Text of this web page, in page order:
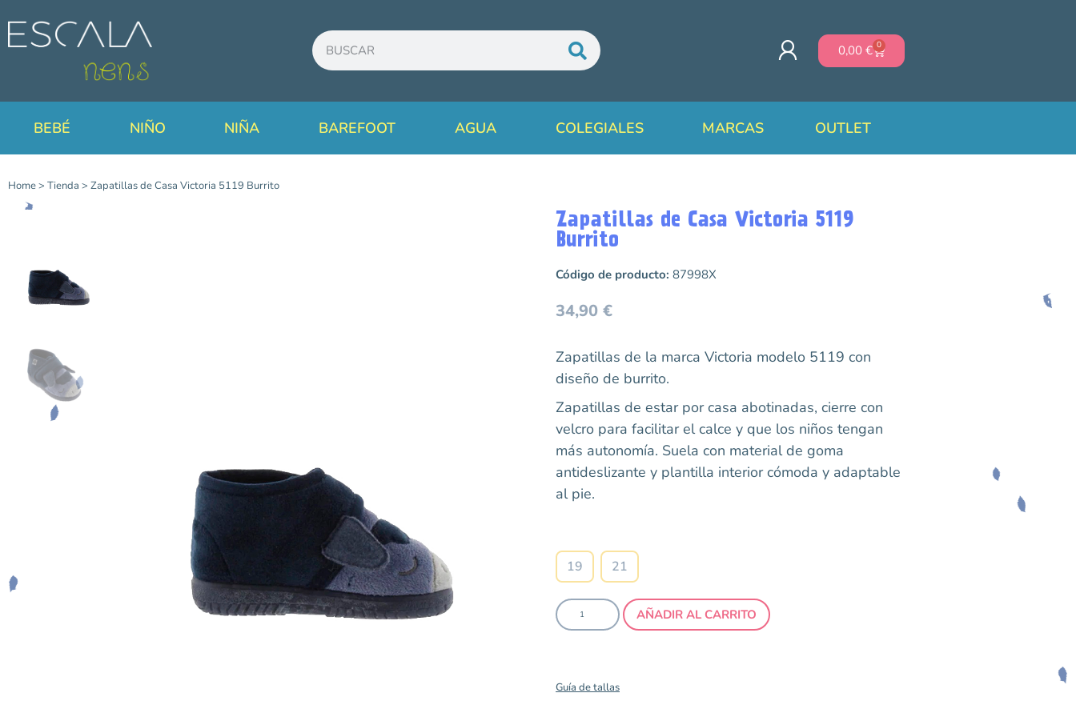
0,00 € 0
BEBÉ NIÑO NIÑA BAREFOOT AGUA COLEGIALES MARCAS OUTLET
Home> Tienda > Zapatillas de Casa Victoria 5119 Burrito
Zapatillas de Casa Victoria 5119
Burrito
Código de producto: 87998X
34,90 €
Zapatillas de la marca Victoria modelo 5119 con
diseño de burrito.
Zapatillas de estar por casa abotinadas, cierre con
velcro para facilitar el calce y que los niños tengan
más autonomía. Suela con material de goma
antideslizante y plantilla interior cómoda y adaptable
al pie.
19 21
AÑADIR AL CARRITO
Guía de tallas